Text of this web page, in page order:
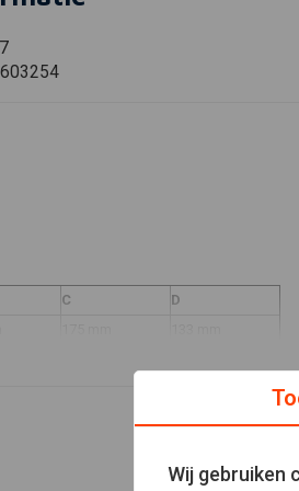
C
D
zijn gemaakt van staal het kan zijn dat de
het is puur een grondlaag.
Wij gebruiken